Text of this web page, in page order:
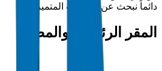
دائماً نبحث عن المواهب المتميزة.
المقر الرئيسي والمصنع